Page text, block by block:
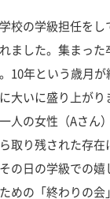
校の学級担任をし
ました。集まっ
10年という歳月
大いに盛り上がり
人の女性（Aさん
取り残された存
の日の学級での
めの「終わりの